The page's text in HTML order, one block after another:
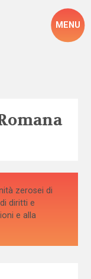
MENU
zerosei di
diritti e
e alla